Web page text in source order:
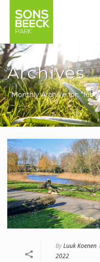
Archives
Monthly Archive for:
ByLuuk Koenen
2022